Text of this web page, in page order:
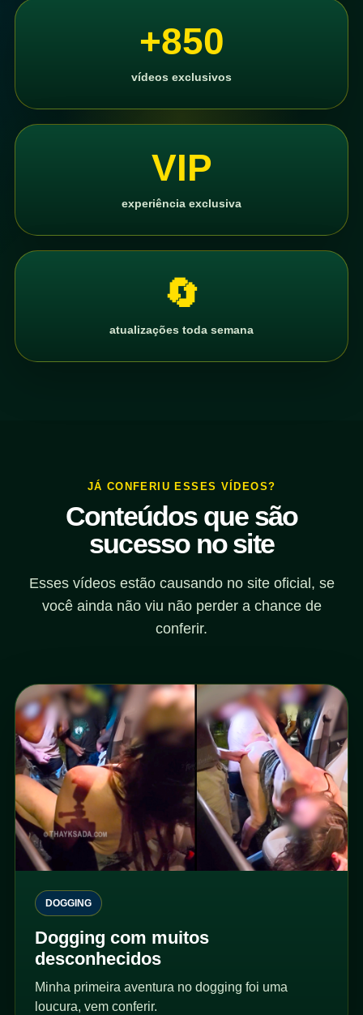
+850
vídeos exclusivos
VIP
experiência exclusiva
🔄
atualizações toda semana
JÁ CONFERIU ESSES VÍDEOS?
Conteúdos que são
sucesso no site
Esses vídeos estão causando no site oficial, se
você ainda não viu não perder a chance de
conferir.
DOGGING
Dogging com muitos
desconhecidos
Minha primeira aventura no dogging foi uma
loucura, vem conferir.